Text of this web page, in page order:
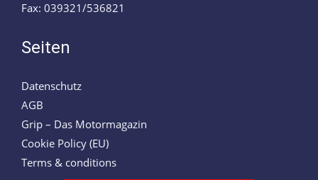
Fax: 039321/536821
Seiten
Datenschutz
AGB
Grip – Das Motormagazin
Cookie Policy (EU)
Terms & conditions